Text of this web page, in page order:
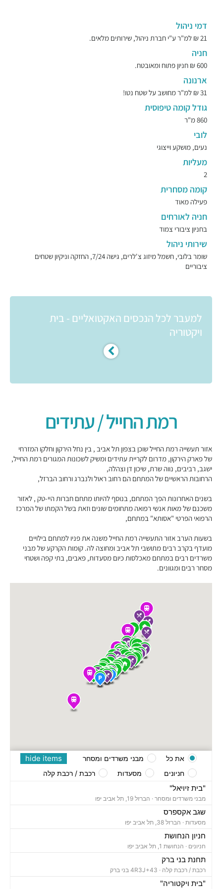
דמי ניהול
21 ₪ למ"ר ע"י חברת ניהול, שירותים מלאים.
חניה
600 ₪ חניון פתוח ומאובטח.
ארנונה
31 ₪ למ"ר מחושב על שטח נטו!
גודל קומה טיפוסית
860 מ"ר
לובי
נעים, מושקע וייצוגי
מעליות
2
קומה מסחרית
פעילה מאוד
חניה לאורחים
בחניון ציבורי צמוד
שירותי ניהול
שומר בלובי, חשמל מיזוג צ'לרים, גישה 7/24, החזקה וניקיון שטחים
ציבוריים
למעבר לכל הנכסים האקטואליים - בית
ויקטוריה
רמת החייל / עתידים
אזור תעשייה רמת החייל שוכן בצפון תל אביב , בין נחל הירקון וחלקו המזרחי
של פארק הירקון, מדרום לקריית עתידים ומשיק לשכונות המגורים רמת החייל,
ישגב, רביבים, נווה שרת, שיכון דן וצהלה,
הרחובות הראשיים של המתחם הם רחוב ראול ולנברג ורחוב הברזל,
בשנים האחרונות הפך המתחם, בנוסף להיותו מתחם חברות היי-טק , לאזור
משכנם של מאות אנשי רפואה מתחומים שונים וזאת בשל הקמתו של המרכז
הרפואי הפרטי "אסותא" במתחם,
בשעות הערב אזור התעשייה רמת החייל משנה את פניו למתחם בילויים
מועדף בקרב רבים מתושבי תל אביב ומחוצה לה. קומות הקרקע של מבני
משרדים רבים במתחם מאכלסות כיום מסעדות, פאבים, בתי קפה ושטחי
מסחר רבים ומגוונים.
"בית זיויאל"
מבני משרדים ומסחר · הברזל 19, תל אביב יפו
שגב אקספרס
מסעדות · הברזל 38, תל אביב יפו
חניון הנחושת
חניונים · הנחושת 1, תל אביב יפו
תחנת בני ברק
רכבת / רכבת קלה ·
"בית ויקטוריה"
hide items את כל
מבני משרדים ומסחר
חניונים
מסעדות רכבת / רכבת קלה